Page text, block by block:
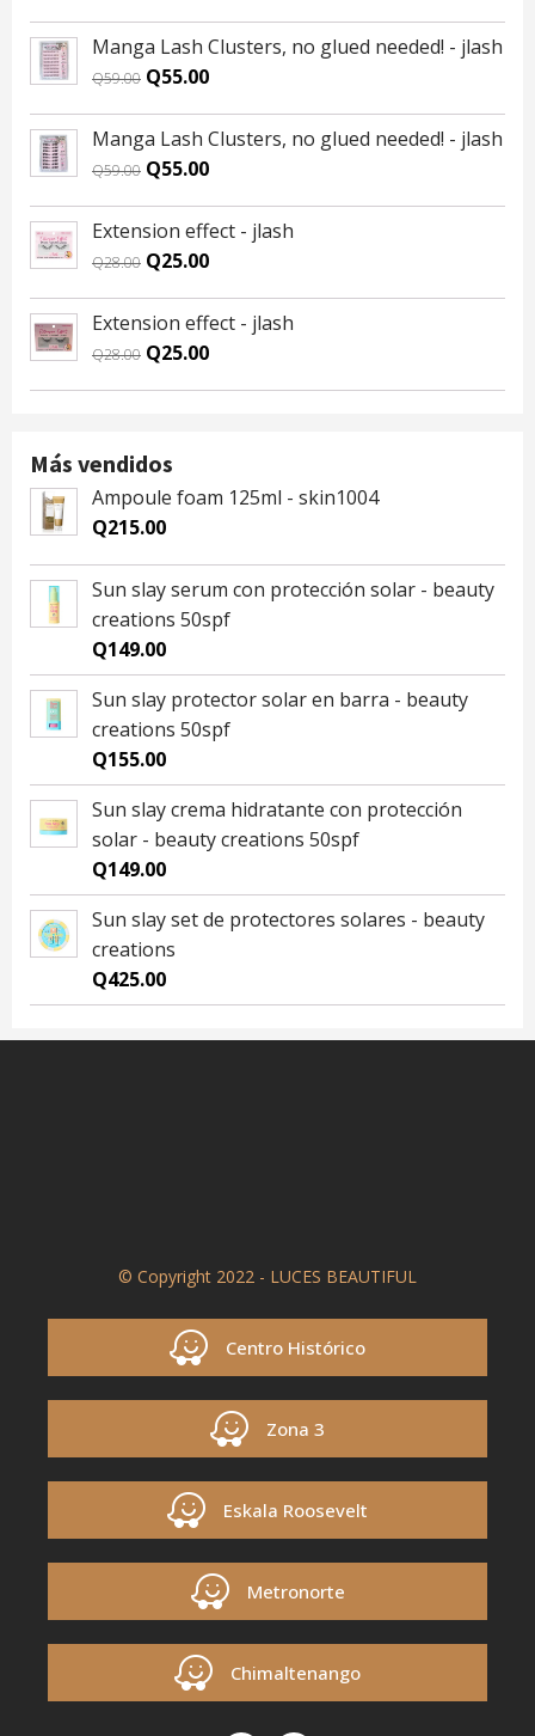
was:
Q59.00.
is:
Q55.00.
Manga Lash Clusters, no glued needed! - jlash
Q59.00 Original
was:
Q59.00.
Q55.00Current
is:
Q55.00.
Manga Lash Clusters, no glued needed! - jlash
Q59.00 Original
was:
Q59.00.
Q55.00Current
is:
Q55.00.
Extension effect - jlash
Q28.00 Original
was:
Q28.00.
Q25.00Current
is:
Q25.00.
Extension effect - jlash
Q28.00 Original
Q25.00Current
Más vendidos
Ampoule foam 125ml - skin1004
Q215.00
Sun slay serum con protección solar - beauty
creations 50spf
Q149.00
Sun slay protector solar en barra - beauty
creations 50spf
Q155.00
Sun slay crema hidratante con protección
solar - beauty creations 50spf
Q149.00
Sun slay set de protectores solares - beauty
creations
Q425.00
© Copyright 2022 - LUCES BEAUTIFUL
Centro Histórico
Zona 3
Eskala Roosevelt
Metronorte
Chimaltenango